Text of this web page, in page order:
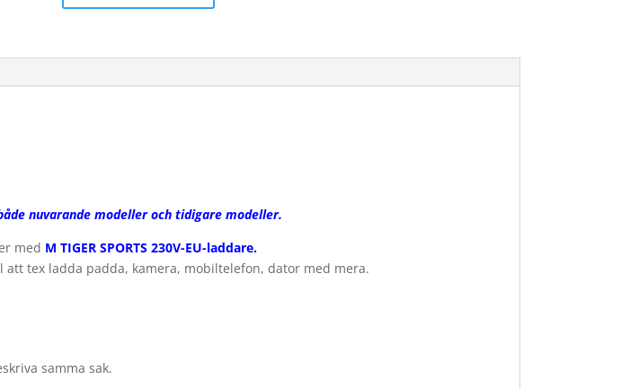
nuvarande modeller och tidigare modeller.
med M TIGER SPORTS 230V-EU-laddare.
tex ladda padda, kamera, mobiltelefon, dator med mera.
samma sak.